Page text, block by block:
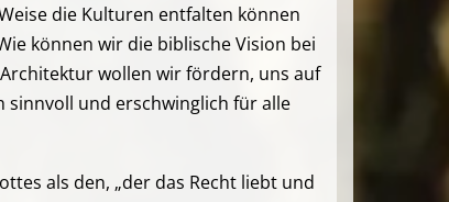
die Kulturen entfalten können
können wir die biblische Vision bei
wollen wir fördern, uns auf
sinnvoll und erschwinglich für alle
als den, „der das Recht liebt und